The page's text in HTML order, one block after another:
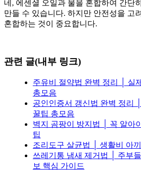
네, 에센셜 오일과 물을 혼합하여 간단
만들 수 있습니다. 하지만 안전성을 고
혼합하는 것이 중요합니다.
관련 글(내부 링크)
주유비 절약법 완벽 정리 │ 실
총모음
공인인증서 갱신법 완벽 정리
꿀팁 총모음
벽지 곰팡이 방지법 │ 꼭 알아
팁
조리도구 살균법 │ 생활비 아
쓰레기통 냄새 제거법 │ 주부
보 핵심 가이드